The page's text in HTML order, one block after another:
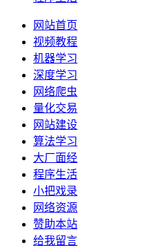
网站首页
视频教程
机器学习
深度学习
网络爬虫
量化交易
网站建设
算法学习
大厂面经
程序生活
小把戏录
网络资源
赞助本站
给我留言